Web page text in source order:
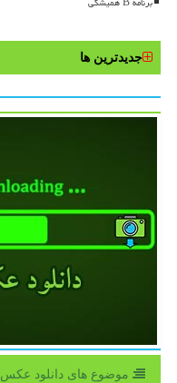
جدیدترین ها
موضوع های دانلود عكس